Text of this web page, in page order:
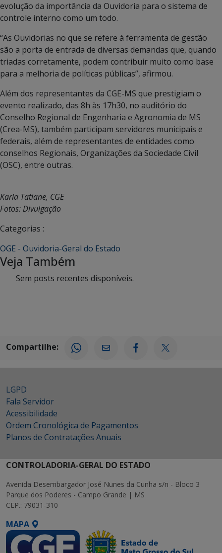
evolução da importância da Ouvidoria para o sistema de
controle interno como um todo.
“As Ouvidorias no que se refere à ferramenta de gestão
são a porta de entrada de diversas demandas que, quando
triadas corretamente, podem contribuir muito como base
para a melhoria de políticas públicas”, afirmou.
Além dos representantes da CGE-MS que prestigiam o
evento realizado, das 8h às 17h30, no auditório do
Conselho Regional de Engenharia e Agronomia de MS
(Crea-MS), também participam servidores municipais e
federais, além de representantes de entidades como
conselhos Regionais, Organizações da Sociedade Civil
(OSC), entre outras.
Karla Tatiane, CGE
Fotos: Divulgação
Categorias :
OGE - Ouvidoria-Geral do Estado
Veja Também
Sem posts recentes disponíveis.
Compartilhe:
LGPD
Fala Servidor
Acessibilidade
Ordem Cronológica de Pagamentos
Planos de Contratações Anuais
CONTROLADORIA-GERAL DO ESTADO
Avenida Desembargador José Nunes da Cunha s/n - Bloco 3
Parque dos Poderes - Campo Grande | MS
CEP.: 79031-310
MAPA